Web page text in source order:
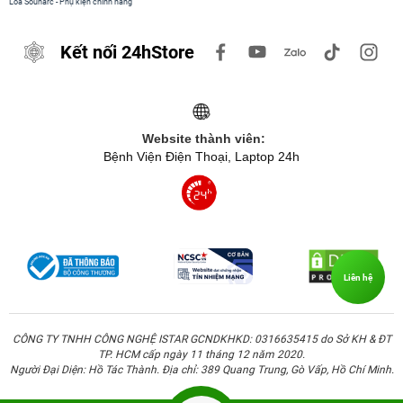
Không những vậy, đây là phiên bảnApple Watch đời mới
chip S8 mạnh mẽ, hỗ trợ
Loa Sounarc - Phụ kiện chính hãng
Kết nối 24hStore
Website thành viên:
Bệnh Viện Điện Thoại, Laptop 24h
CÔNG TY TNHH CÔNG NGHỆ ISTAR GCNDKHKD: 0316635415 do Sở KH & ĐT
TP. HCM cấp ngày 11 tháng 12 năm 2020.
Người Đại Diện: Hồ Tác Thành. Địa chỉ: 389 Quang Trung, Gò Vấp, Hồ Chí Minh.
Liên hệ